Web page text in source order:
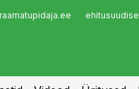
raamatupidaja.ee